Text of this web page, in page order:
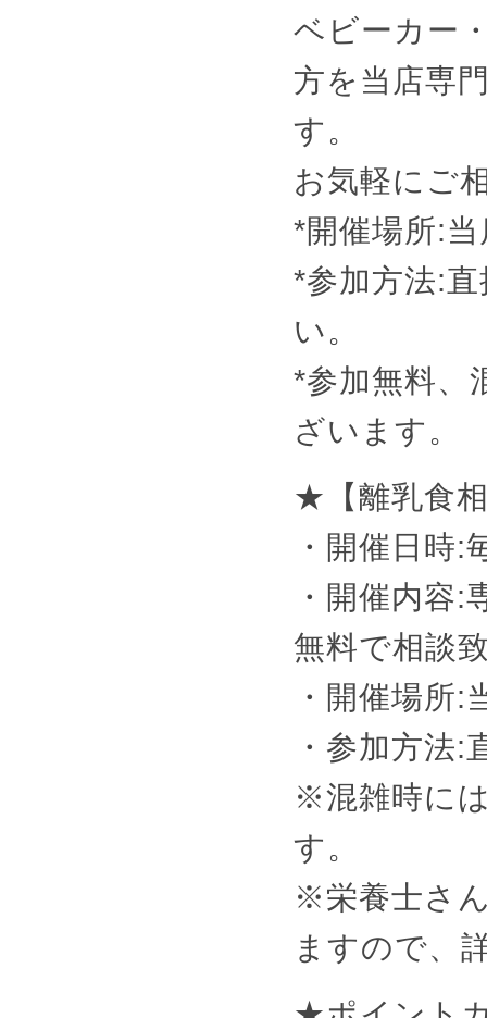
ベビーカー
方を当店専
す。
お気軽にご
*開催場所:
*参加方法:
い。
*参加無料、
ざいます。
★【離乳食
・開催日時
・開催内容
無料で相談
・開催場所:
・参加方法
※混雑時に
す。
※栄養士さ
ますので、